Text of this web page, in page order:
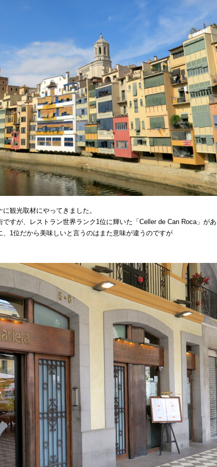
観光取材にやってきました。
すが、レストラン世界ランク1位に輝いた「Celler de Can Roca」があ
1位だから美味しいと言うのはまた意味が違うのですが